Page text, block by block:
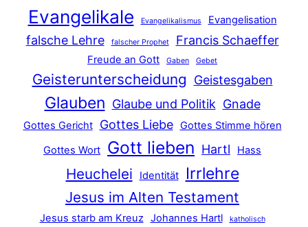
Evangelikale Evangelikalismus Evangelisation
falsche Lehre falscher Prophet Francis Schaeffer
Freude an Gott Gaben Gebet
Geisterunterscheidung Geistesgaben
Glauben Glaube und Politik Gnade
Gottes Gericht Gottes Liebe Gottes Stimme hören
Gottes Wort
Gott lieben Hartl Hass
Heuchelei Identität Irrlehre
Jesus im Alten Testament
Jesus starb am Kreuz Johannes Hartl katholisch